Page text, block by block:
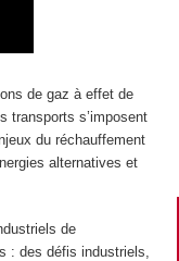
de gaz à effet de
transports s’imposent
du réchauffement
alternatives et
de
: des défis industriels,